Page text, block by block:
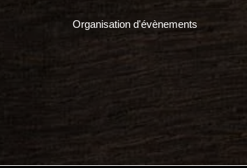
Organisation d'évènements